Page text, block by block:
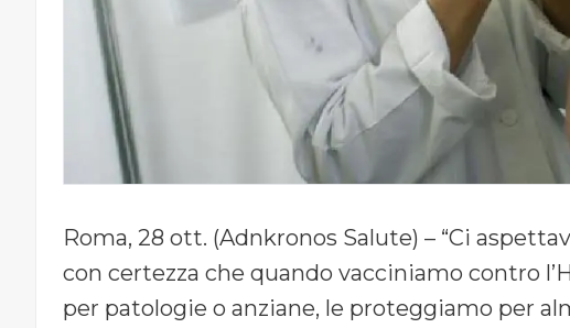
Roma, 28 ott. (Adnkronos Salute) – “Ci
con certezza che quando vacciniamo contro
per patologie o anziane, le proteggiamo per